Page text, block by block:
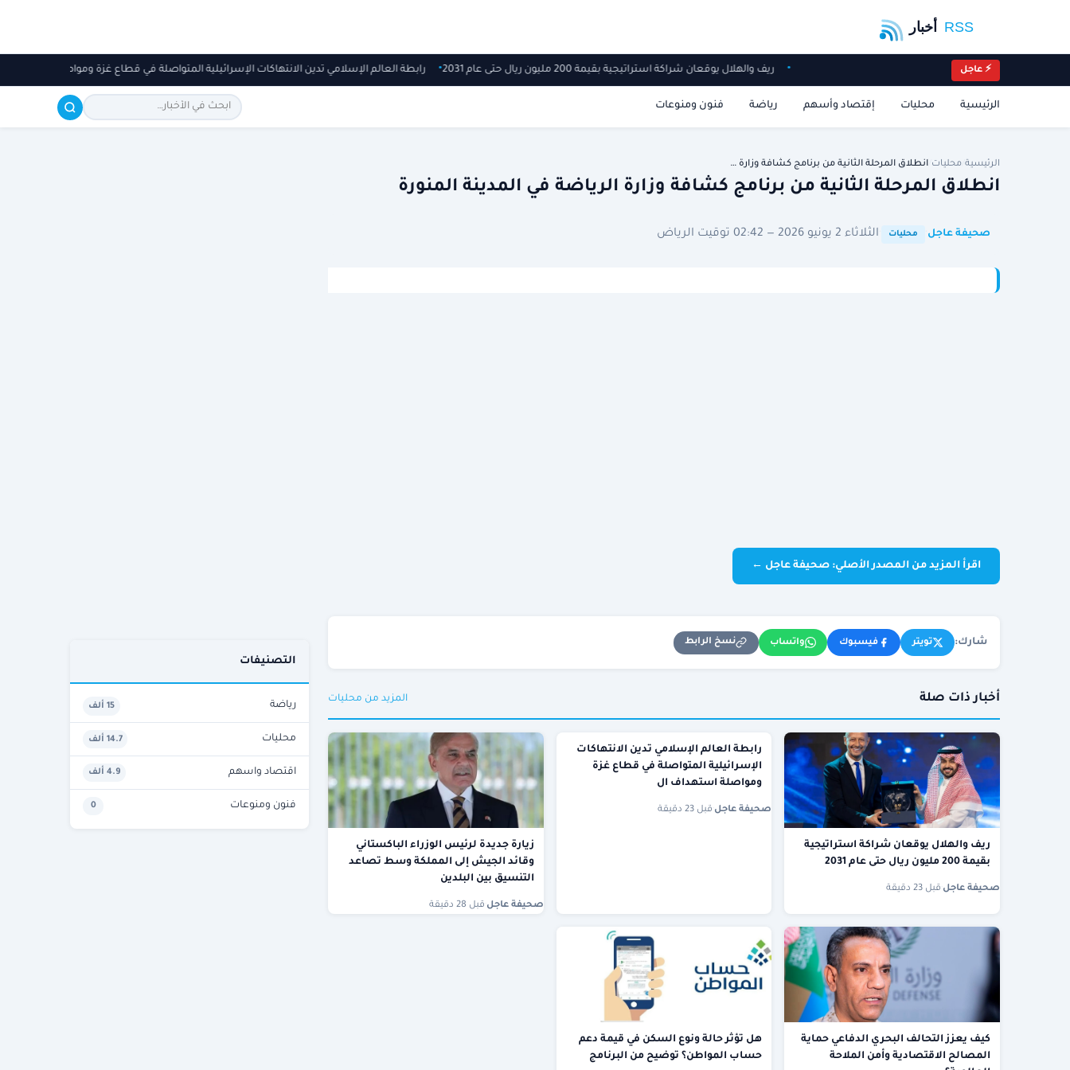
⚡ عاجل ريف والهلال يوقعان شراكة استراتيجية بقيمة 200 مليون ريال حتى عام 2031 رابطة العالم الإسلامي تدين الانتهاكات الإسرائيلية المتواصلة في قطاع غزة ومواصلة استهداف
الرئيسية محليات إقتصاد وأسهم رياضة فنون ومنوعات
الرئيسية محليات انطلاق المرحلة الثانية من برنامج كشافة وزارة …
انطلاق المرحلة الثانية من برنامج كشافة وزارة الرياضة في المدينة المنورة
صحيفة عاجل محليات الثلاثاء 2 يونيو 2026 — 02:42 توقيت الرياض
اقرأ المزيد من المصدر الأصلي: صحيفة عاجل ←
شارك: تويتر فيسبوك واتساب نسخ الرابط
أخبار ذات صلة المزيد من محليات
ريف والهلال يوقعان شراكة استراتيجية
بقيمة 200 مليون ريال حتى عام 2031
صحيفة عاجل قبل 23 دقيقة
رابطة العالم الإسلامي تدين الانتهاكات
الإسرائيلية المتواصلة في قطاع غزة
ومواصلة استهداف ال
صحيفة عاجل قبل 23 دقيقة
زيارة جديدة لرئيس الوزراء الباكستاني
وقائد الجيش إلى المملكة وسط تصاعد
التنسيق بين البلدين
صحيفة عاجل قبل 28 دقيقة
كيف يعزز التحالف البحري الدفاعي حماية
المصالح الاقتصادية وأمن الملاحة
هل تؤثر حالة ونوع السكن في قيمة دعم
حساب المواطن؟ توضيح من البرنامج
التصنيفات
رياضة 15 ألف
محليات 14.7 ألف
اقتصاد واسهم 4.9 ألف
فنون ومنوعات 0